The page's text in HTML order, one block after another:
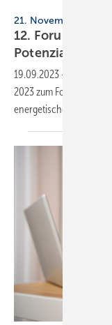
21. November 2023,
12. Forum
Potenziale
19.09.2023 -
2023 zum Forum
energetische Potenziale